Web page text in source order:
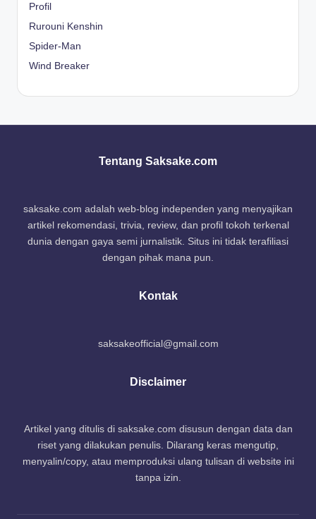
Profil
Rurouni Kenshin
Spider-Man
Wind Breaker
Tentang Saksake.com
saksake.com adalah web-blog independen yang menyajikan
artikel rekomendasi, trivia, review, dan profil tokoh terkenal
dunia dengan gaya semi jurnalistik. Situs ini tidak terafiliasi
dengan pihak mana pun.
Kontak
saksakeofficial@gmail.com
Disclaimer
Artikel yang ditulis di saksake.com disusun dengan data dan
riset yang dilakukan penulis. Dilarang keras mengutip,
menyalin/copy, atau memproduksi ulang tulisan di website ini
tanpa izin.